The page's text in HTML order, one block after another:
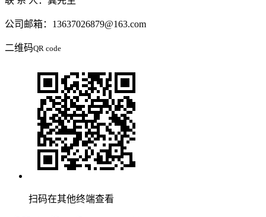
公司邮箱：13637026879@163.com
二维码QR code
扫码在其他终端查看